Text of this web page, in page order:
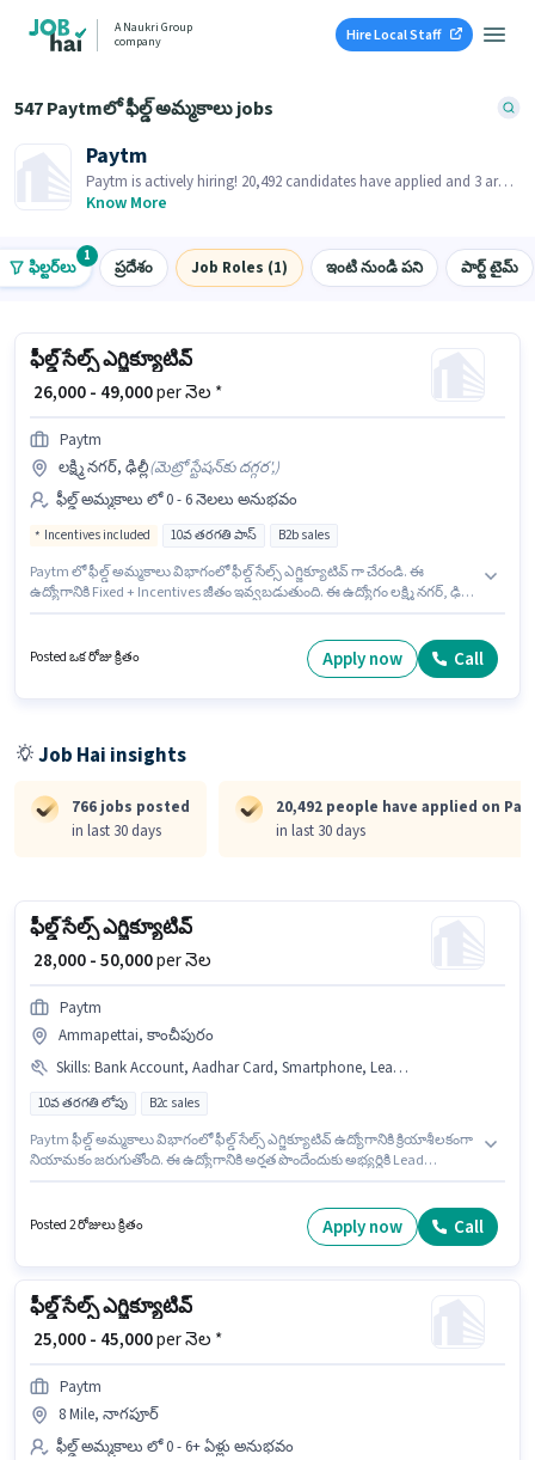
A Naukri Group
company
Hire Local Staff
547 Paytmలో ఫీల్డ్ అమ్మకాలు jobs
Paytm
Paytm is actively hiring! 20,492 candidates have applied and 3 are
already hired in last 30 days!
Know More
ఫిల్టర్‌లు
1
ప్రదేశం Job Roles (1) ఇంటి నుండి పని పార్ట్ టైమ్
ఫీల్డ్ సేల్స్ ఎగ్జిక్యూటివ్
₹ 26,000 - 49,000per నెల *
Paytm
లక్ష్మి నగర్, ఢిల్లీ(మెట్రో స్టేషన్‌కు దగ్గర',)
ఫీల్డ్ అమ్మకాలు లో 0 - 6 నెలలు అనుభవం
Incentives included 10వ తరగతి పాస్ B2b sales
Paytm లో ఫీల్డ్ అమ్మకాలు విభాగంలో ఫీల్డ్ సేల్స్ ఎగ్జిక్యూటివ్ గా చేరండి. ఈ
ఉద్యోగానికి Fixed + Incentives జీతం ఇవ్వబడుతుంది. ఈ ఉద్యోగం లక్ష్మి నగర్, ఢిల్లీ
10వ తరగతి పాస్ డిగ్రీ/సర్టిఫికెట్ కలిగి ఉండాలి. ఈ ఉద్యోగం 0 - 6 నెలలు సంవత్సరాల
అనుభవం ఉన్న వారికి కోసం అనుకూలంగా ఉంటుంది. మీరు నెలకు ₹49000 వరకు
Posted ఒక రోజు క్రితం Apply now Call
Job Hai insights
766 jobs posted
in last 30 days
20,492 people have applied on
in last 30 days
ఫీల్డ్ సేల్స్ ఎగ్జిక్యూటివ్
₹ 28,000 - 50,000per నెల
Paytm
Ammapettai, కాంచీపురం
Skills: Bank Account, Aadhar Card, Smartphone, Lead Generation, PAN Card, 2-Wheeler Driving Licence, Area Knowledge, Bike
10వ తరగతి లోపు B2c sales
Paytm ఫీల్డ్ అమ్మకాలు విభాగంలో ఫీల్డ్ సేల్స్ ఎగ్జిక్యూటివ్ ఉద్యోగానికి క్రియాశీలకంగా
నియామకం జరుగుతోంది. ఈ ఉద్యోగానికి అర్హత పొందేందుకు అభ్యర్థికి Lead
Card, Aadhar Card, 2-Wheeler Driving Licence, Bank Account అవసరం.
10వ తరగతి లోపు అర్హత ఉన్న అభ్యర్థులు ఈ ఉద్యోగానికి అప్లై చేసుకోవచ్చు. ఈ
Posted 2 రోజులు క్రితం Apply now Call
ఫీల్డ్ సేల్స్ ఎగ్జిక్యూటివ్
₹ 25,000 - 45,000per నెల *
Paytm
8 Mile, నాగపూర్
ఫీల్డ్ అమ్మకాలు లో 0 - 6+ ఏళ్లు అనుభవం